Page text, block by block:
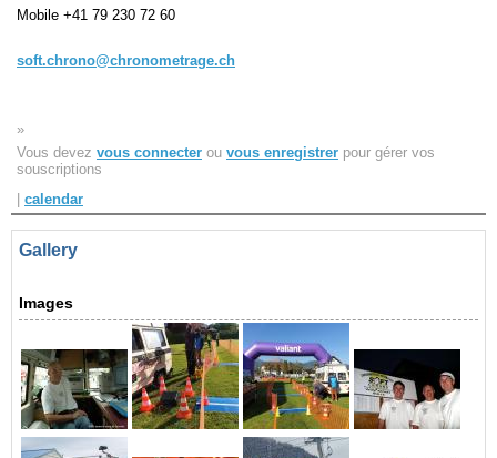
site map
Créer un nouveau compte
Demander un nouveau mot de passe
Mobile +41 79 230 72 60
soft.chrono@chronometrage.ch
»
Vous devez vous connecter ou vous enregistrer pour gérer vos
souscriptions
| calendar
Gallery
Images